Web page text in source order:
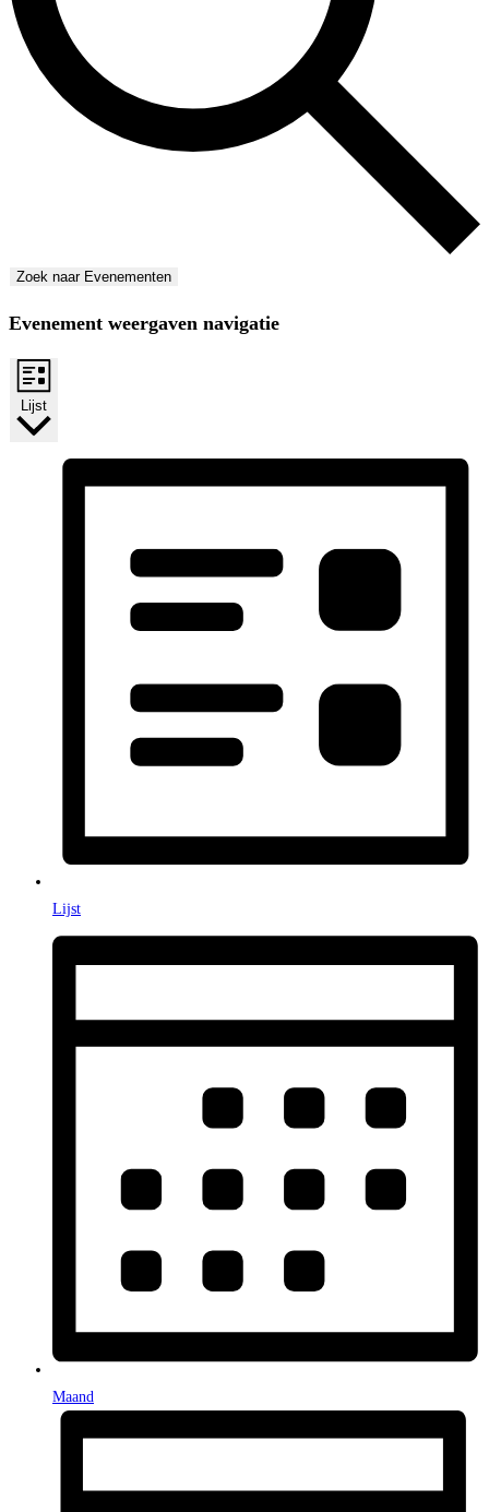
Zoek naar Evenementen
Evenement weergaven navigatie
Lijst
Lijst
Maand